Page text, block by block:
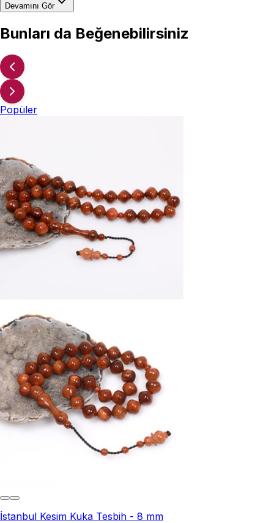
Devamını Gör
Bunları da Beğenebilirsiniz
Popüler
İstanbul Kesim Kuka Tesbih - 8 mm